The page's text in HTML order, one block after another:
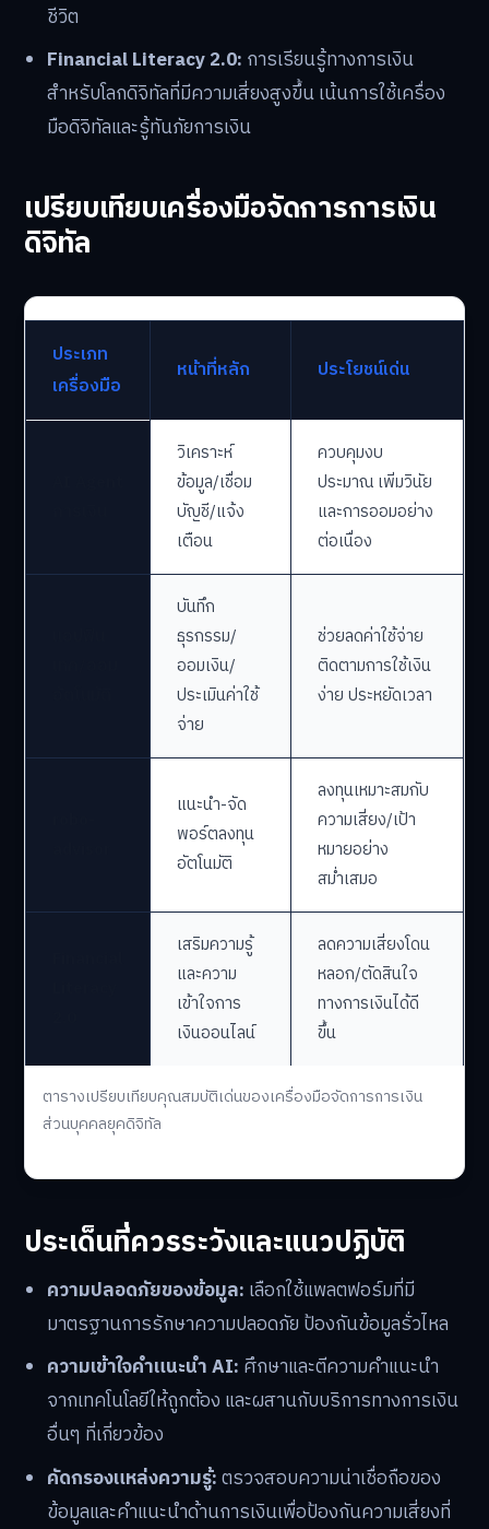
ชีวิต
Financial Literacy 2.0: การเรียนรู้ทางการเงิน
สำหรับโลกดิจิทัลที่มีความเสี่ยงสูงขึ้น เน้นการใช้เครื่อง
มือดิจิทัลและรู้ทันภัยการเงิน
เปรียบเทียบเครื่องมือจัดการการเงิน
ดิจิทัล
ตารางเปรียบเทียบคุณสมบัติเด่นของเครื่องมือจัดการการเงิน
ส่วนบุคคลยุคดิจิทัล
ประเภท
เครื่องมือ
หน้าที่หลัก ประโยชน์เด่น
วิเคราะห์
ข้อมูล/เชื่อม
บัญชี/แจ้ง
เตือน
ควบคุมงบ
ประมาณ เพิ่มวินัย
และการออมอย่าง
ต่อเนื่อง
บันทึก
ธุรกรรม/
ออมเงิน/
ประเมินค่าใช้
จ่าย
ช่วยลดค่าใช้จ่าย
ติดตามการใช้เงิน
ง่าย ประหยัดเวลา
แนะนำ-จัด
พอร์ตลงทุน
อัตโนมัติ
ลงทุนเหมาะสมกับ
ความเสี่ยง/เป้า
หมายอย่าง
สม่ำเสมอ
เสริมความรู้
และความ
เข้าใจการ
เงินออนไลน์
ลดความเสี่ยงโดน
หลอก/ตัดสินใจ
ทางการเงินได้ดี
ขึ้น
ประเด็นที่ควรระวังและแนวปฏิบัติ
ความปลอดภัยของข้อมูล: เลือกใช้แพลตฟอร์มที่มี
มาตรฐานการรักษาความปลอดภัย ป้องกันข้อมูลรั่วไหล
ความเข้าใจคำแนะนำ AI: ศึกษาและตีความคำแนะนำ
จากเทคโนโลยีให้ถูกต้อง และผสานกับบริการทางการเงิน
อื่นๆ ที่เกี่ยวข้อง
คัดกรองแหล่งความรู้:ตรวจสอบความน่าเชื่อถือของ
ข้อมูลและคำแนะนำด้านการเงินเพื่อป้องกันความเสี่ยงที่